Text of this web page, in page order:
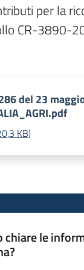
per la
CR-3890-
del 23
KB)
chiare le